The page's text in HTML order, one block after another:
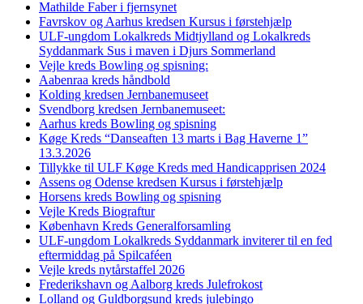
Mathilde Faber i fjernsynet
Favrskov og Aarhus kredsen Kursus i førstehjælp
ULF-ungdom Lokalkreds Midtjylland og Lokalkreds
Syddanmark Sus i maven i Djurs Sommerland
Vejle kreds Bowling og spisning:
Aabenraa kreds håndbold
Kolding kredsen Jernbanemuseet
Svendborg kredsen Jernbanemuseet:
Aarhus kreds Bowling og spisning
Køge Kreds “Danseaften 13 marts i Bag Haverne 1”
13.3.2026
Tillykke til ULF Køge Kreds med Handicapprisen 2024
Assens og Odense kredsen Kursus i førstehjælp
Horsens kreds Bowling og spisning
Vejle Kreds Biograftur
København Kreds Generalforsamling
ULF-ungdom Lokalkreds Syddanmark inviterer til en fed
eftermiddag på Spilcaféen
Vejle kreds nytårstaffel 2026
Frederikshavn og Aalborg kreds Julefrokost
Lolland og Guldborgsund kreds julebingo